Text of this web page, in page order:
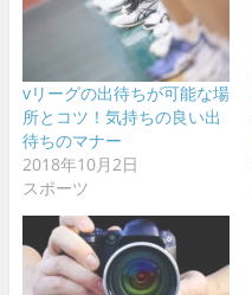
vリーグの出待ちが可能な場
所とコツ！気持ちの良い出
待ちのマナー
2018年10月2日
スポーツ